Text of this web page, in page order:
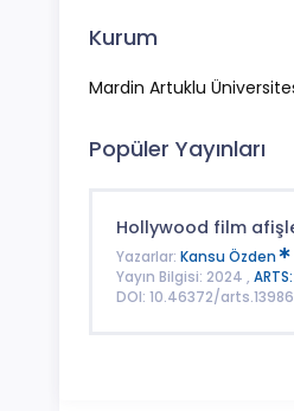
Kurum
Mardin Artuklu
Popüler Yayınları
Hollywood film
Yazarlar: Kansu Özden
Yayın Bilgisi: 2024 ,
DOI: 10.46372/